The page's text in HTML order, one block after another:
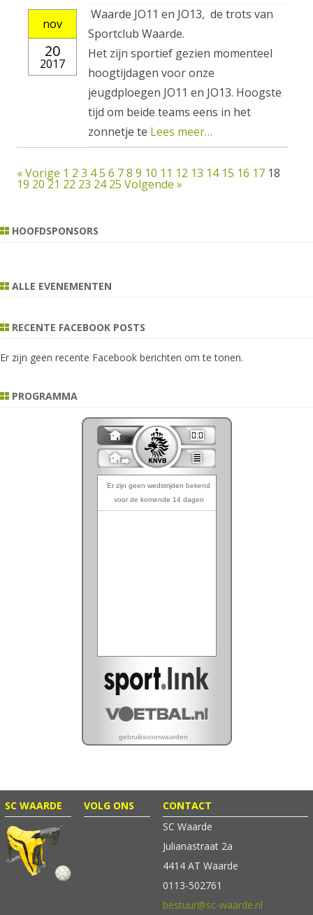
nov
20
2017
Waarde JO11 en JO13, de trots van
Sportclub Waarde.
Het zijn sportief gezien momenteel
hoogtijdagen voor onze
jeugdploegen JO11 en JO13. Hoogste
tijd om beide teams eens in het
zonnetje te Lees meer…
« Vorige 1 2 3 45 6 78 9 10 11 12 13 14 15 16 17 18
19 20 21 22 23 24 25 Volgende »
HOOFDSPONSORS
ALLE EVENEMENTEN
RECENTE FACEBOOK POSTS
Er zijn geen recente Facebook berichten om te tonen.
PROGRAMMA
SC WAARDE VOLG ONS
CONTACT
SC Waarde
Julianastraat 2a
4414 AT Waarde
0113-502761
bestuur@sc-waarde.nl